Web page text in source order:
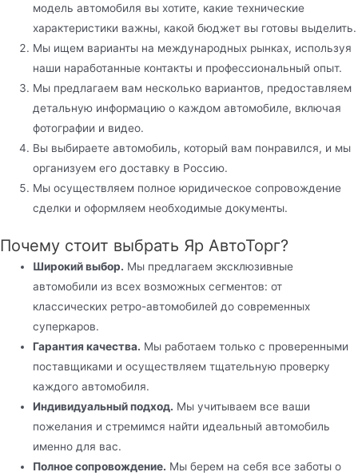
модель автомобиля вы хотите, какие технические
характеристики важны, какой бюджет вы готовы выделить.
Мы ищем варианты на международных рынках, используя
наши наработанные контакты и профессиональный опыт.
Мы предлагаем вам несколько вариантов, предоставляем
детальную информацию о каждом автомобиле, включая
фотографии и видео.
Вы выбираете автомобиль, который вам понравился, и мы
организуем его доставку в Россию.
Мы осуществляем полное юридическое сопровождение
сделки и оформляем необходимые документы.
Почему стоит выбрать Яр АвтоТорг?
Широкий выбор. Мы предлагаем эксклюзивные
автомобили из всех возможных сегментов: от
классических ретро-автомобилей до современных
суперкаров.
Гарантия качества. Мы работаем только с проверенными
поставщиками и осуществляем тщательную проверку
каждого автомобиля.
Индивидуальный подход. Мы учитываем все ваши
пожелания и стремимся найти идеальный автомобиль
именно для вас.
Полное сопровождение. Мы берем на себя все заботы о